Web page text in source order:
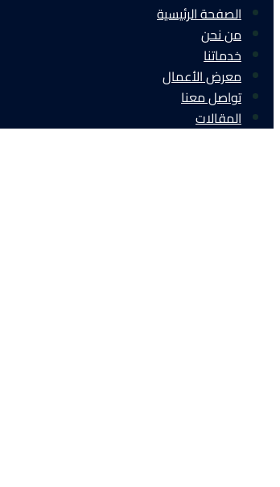
الصفحة الرئيسية
من نحن
خدماتنا
معرض الأعمال
تواصل معنا
المقالات